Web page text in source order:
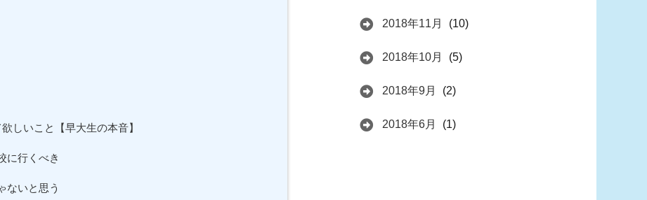
しいこと【早大生の本音】
に行くべき
ないと思う
2018年11月 (10)
2018年10月 (5)
2018年9月 (2)
2018年6月 (1)